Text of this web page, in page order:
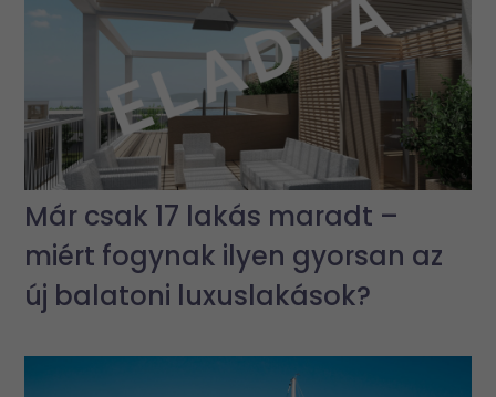
Már csak 17 lakás maradt –
miért fogynak ilyen gyorsan az
új balatoni luxuslakások?